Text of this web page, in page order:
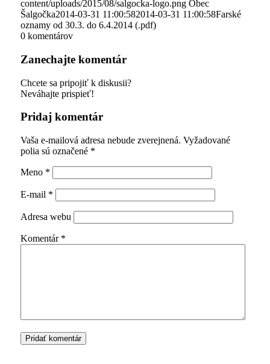
content/uploads/2015/08/salgocka-logo.png Obec
Šalgočka2014-03-31 11:00:582014-03-31 11:00:58Farské
oznamy od 30.3. do 6.4.2014 (.pdf)
0 komentárov
Zanechajte komentár
Chcete sa pripojiť k diskusii?
Neváhajte prispieť!
Pridaj komentár
Vaša e-mailová adresa nebude zverejnená. Vyžadované
polia sú označené *
Meno *
E-mail *
Adresa webu
Komentár *